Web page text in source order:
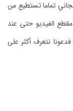
تماما تستطيع من
الفيديو حتى عند
نتعرف أكثر على